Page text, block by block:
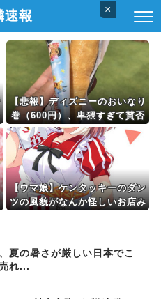
×
速報
【悲報】ディズニーのおいなり
巻（600円）、卑猥すぎて賛否
両論wwwwwwwwwwww
【ウマ娘】ケンタッキーのダン
ツの風貌がなんか怪しいお店み
夏の暑さが厳しい日本でこ
れ...